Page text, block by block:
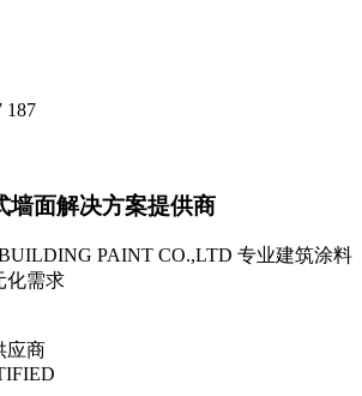
187
墙面解决方案提供商
PAINT CO.,LTD 专业建筑涂料
化需求
应商